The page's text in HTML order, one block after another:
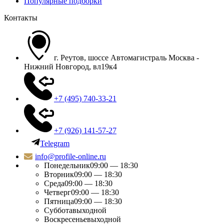
Контакты
г. Реутов, шоссе Автомагистраль Москва -
Нижний Новгород, вл19к4
+7 (495) 740-33-21
+7 (926) 141-57-27
Telegram
info@profile-online.ru
Понедельник09:00 — 18:30
Вторник09:00 — 18:30
Среда09:00 — 18:30
Четверг09:00 — 18:30
Пятница09:00 — 18:30
Субботавыходной
Воскресеньевыходной